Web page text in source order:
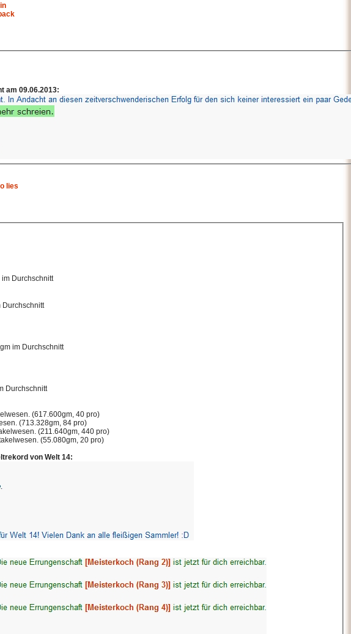
am 09.06.2013:
lies
Durchschnitt
Durchschnitt
im Durchschnitt
Durchschnitt
(617.600gm, 40 pro)
(713.328gm, 84 pro)
(211.640gm, 440 pro)
(55.080gm, 20 pro)
von Welt 14: